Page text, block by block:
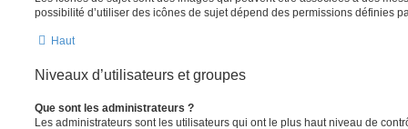
possibilité d’utiliser des icônes de sujet dépend des permissions définies
Haut
Niveaux d’utilisateurs et groupes
Que sont les administrateurs ?
Les administrateurs sont les utilisateurs qui ont le plus haut niveau de